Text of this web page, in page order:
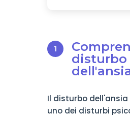
disturbo
Il disturbo
uno dei disturbi